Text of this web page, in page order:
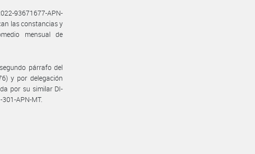
93671677-APN-
las constancias y
mensual de
párrafo del
y por delegación
por su similar DI-
APN-MT.